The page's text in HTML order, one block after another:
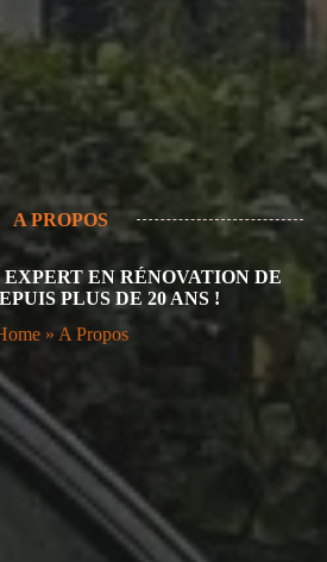
A PROPOS
EXPERT EN RÉNOVATION DE
PLUS DE 20 ANS !
» A Propos